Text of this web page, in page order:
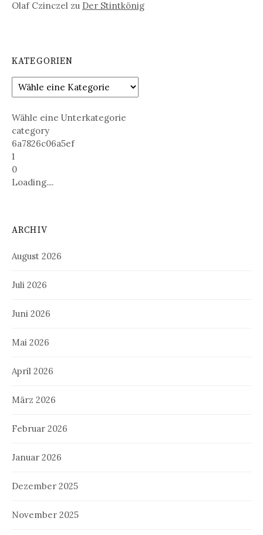
Olaf Czinczel zu Der Stintkönig
KATEGORIEN
Wähle eine Unterkategorie
category
6a7826c06a5ef
1
0
Loading....
ARCHIV
August 2026
Juli 2026
Juni 2026
Mai 2026
April 2026
März 2026
Februar 2026
Januar 2026
Dezember 2025
November 2025